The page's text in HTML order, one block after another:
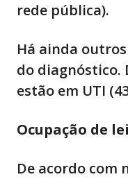
rede pública).
Há ainda
do diagnóstico.
estão em UTI
Ocupação de
De acordo com